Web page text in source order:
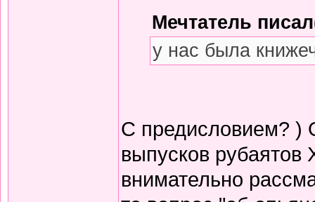
Мечтатель
у нас была
С предисловием? )
выпусков рубаятов
внимательно